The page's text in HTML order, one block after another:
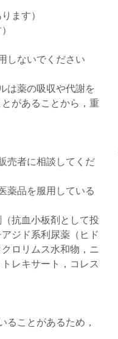
ます）
しないでください
は薬の吸収や代謝を
があることから，重
売者に相談してくだ
薬品を服用している
抗血小板剤として投
ジド系利尿薬（ヒド
ロリムス水和物，ニ
レキサート，コレス
ることがあるため，